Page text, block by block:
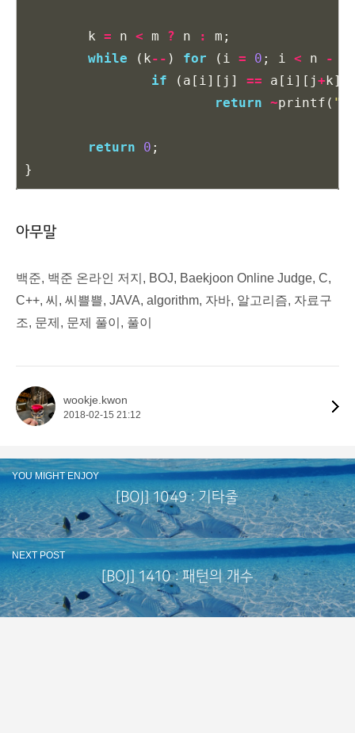
k = n < m ? n : m ;
while
( k-- ) for ( i = 0 ; i < n -
if
( a [ i][ j ] == a [ i][ j +k]
return ~printf (
return 0 ;
}
아무말
백준, 백준 온라인 저지, BOJ, Baekjoon Online Judge, C,
C++, 씨, 씨쁠쁠, JAVA, algorithm, 자바, 알고리즘, 자료구
조, 문제, 문제 풀이, 풀이
wookje.kwon
2018-02-15 21:12
[BOJ] 1049 : 기타줄
YOU MIGHT ENJOY
[BOJ] 1410 : 패턴의 개수
NEXT POST